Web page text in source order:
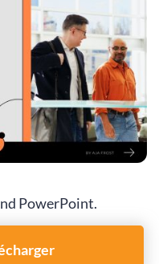
PowerPoint.